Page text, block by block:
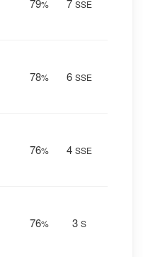
79% 7 SSE
78% 6 SSE
76% 4 SSE
76% 3 S